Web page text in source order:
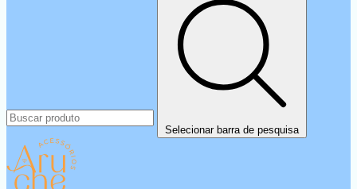
Selecionar barra de pesquisa